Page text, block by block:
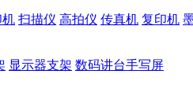
机 扫描仪 高拍仪 传真机 复印机
显示器支架 数码讲台手写屏